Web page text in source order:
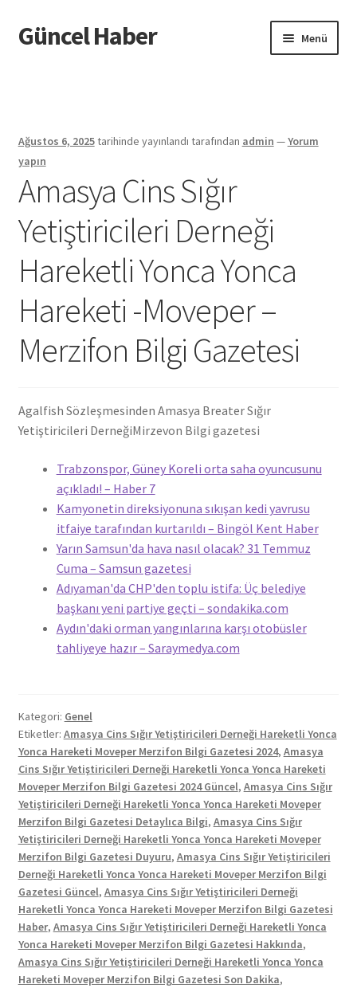
Dolaşıma
geç
İçeriğe
geç
Güncel Haber Menü
Ağustos 6, 2025tarihinde yayınlandı tarafından admin —Yorum
yapın
Amasya Cins Sığır
Yetiştiricileri Derneği
Hareketli Yonca Yonca
Hareketi -Moveper –
Merzifon Bilgi Gazetesi
Agalfish Sözleşmesinden Amasya Breater Sığır
Yetiştiricileri DerneğiMirzevon Bilgi gazetesi
Trabzonspor, Güney Koreli orta saha oyuncusunu
açıkladı! – Haber 7
Kamyonetin direksiyonuna sıkışan kedi yavrusu
itfaiye tarafından kurtarıldı – Bingöl Kent Haber
Yarın Samsun'da hava nasıl olacak? 31 Temmuz
Cuma – Samsun gazetesi
Adıyaman'da CHP'den toplu istifa: Üç belediye
başkanı yeni partiye geçti – sondakika.com
Aydın'daki orman yangınlarına karşı otobüsler
tahliyeye hazır – Saraymedya.com
Kategori: Genel
Etiketler: Amasya Cins Sığır Yetiştiricileri Derneği Hareketli Yonca
Yonca Hareketi Moveper Merzifon Bilgi Gazetesi 2024, Amasya
Cins Sığır Yetiştiricileri Derneği Hareketli Yonca Yonca Hareketi
Moveper Merzifon Bilgi Gazetesi 2024 Güncel, Amasya Cins Sığır
Yetiştiricileri Derneği Hareketli Yonca Yonca Hareketi Moveper
Merzifon Bilgi Gazetesi Detaylıca Bilgi, Amasya Cins Sığır
Yetiştiricileri Derneği Hareketli Yonca Yonca Hareketi Moveper
Merzifon Bilgi Gazetesi Duyuru, Amasya Cins Sığır Yetiştiricileri
Derneği Hareketli Yonca Yonca Hareketi Moveper Merzifon Bilgi
Gazetesi Güncel, Amasya Cins Sığır Yetiştiricileri Derneği
Hareketli Yonca Yonca Hareketi Moveper Merzifon Bilgi Gazetesi
Haber, Amasya Cins Sığır Yetiştiricileri Derneği Hareketli Yonca
Yonca Hareketi Moveper Merzifon Bilgi Gazetesi Hakkında,
Amasya Cins Sığır Yetiştiricileri Derneği Hareketli Yonca Yonca
Hareketi Moveper Merzifon Bilgi Gazetesi Son Dakika,